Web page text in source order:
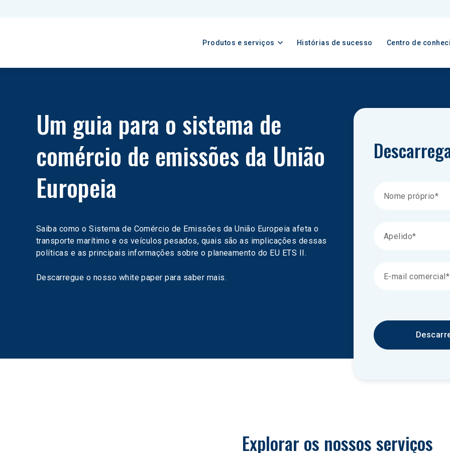
Produtos e serviços Histórias de sucesso Centro de
Um guia para o sistema de
comércio de emissões da União
Europeia
Saiba como o Sistema de Comércio de Emissões da União Europeia afeta o
transporte marítimo e os veículos pesados, quais são as implicações dessas
políticas e as principais informações sobre o planeamento do EU ETS II.
Descarregue o nosso white paper para saber mais.
Explorar os nossos serviços